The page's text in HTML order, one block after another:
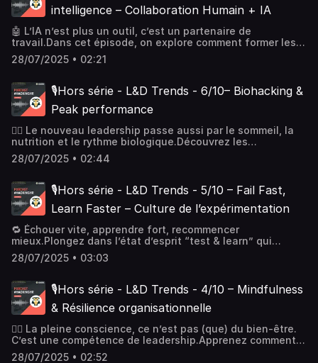
intelligence – Collaboration Humain + IA
🤖 L’IA n’est plus un outil, c’est un partenaire de
travail.Dans cet épisode, on explore comment former les
managers à collaborer efficacement avec l’intelligence
artificielle. Une compétence clé pour les organisations
28/07/2025 • 02:21
🎙️Hors série - L&D Trends - 6/10– Biohacking &
Peak performance
🏋️‍♂️ Le nouveau leadership passe aussi par le sommeil, la
nutrition et le rythme biologique.Découvrez les
techniques des leaders qui optimisent leur corps pour
mieux décider, mieux manager, mieux durer. Biohacking +
Performance – Brad Stulberg & Steve Magness.
28/07/2025 • 02:44
🎙️Hors série - L&D Trends - 5/10 – Fail Fast,
Learn Faster – Culture de l’expérimentation
🔁 Échouer vite, apprendre fort, recommencer
mieux.Plongez dans l’état d’esprit “test & learn” qui
infuse les entreprises les plus agiles — et comment la
formation peut catalyser cette culture dans toutes les
28/07/2025 • 03:03
🎙️Hors série - L&D Trends - 4/10 – Mindfulness
& Résilience organisationnelle
🧘‍♂️ La pleine conscience, ce n’est pas (que) du bien-être.
C’est une compétence de leadership.Apprenez comment
le calme intérieur construit des organisations plus lucides,
28/07/2025 • 02:52